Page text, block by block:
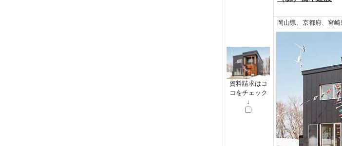
資料請求はコ
コをチェック
↓
岡山県、京都府、宮